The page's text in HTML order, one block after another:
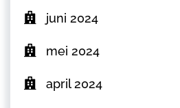
juni 2024
mei 2024
april 2024